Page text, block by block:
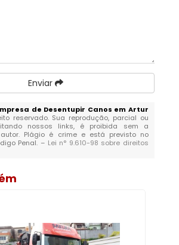
Enviar
de Desentupir Canos em Artur
reservado. Sua reprodução, parcial ou
nossos links, é proibida sem a
Plágio é crime e está previsto no
Penal. – Lei n° 9.610-98 sobre direitos